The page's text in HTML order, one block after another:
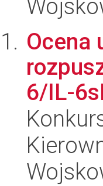
Ocena
6/IL-